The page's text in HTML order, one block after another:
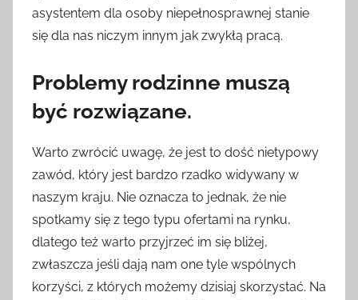
asystentem dla osoby niepełnosprawnej stanie
się dla nas niczym innym jak zwykłą pracą.
Problemy rodzinne muszą
być rozwiązane.
Warto zwrócić uwagę, że jest to dość nietypowy
zawód, który jest bardzo rzadko widywany w
naszym kraju. Nie oznacza to jednak, że nie
spotkamy się z tego typu ofertami na rynku,
dlatego też warto przyjrzeć im się bliżej,
zwłaszcza jeśli dają nam one tyle wspólnych
korzyści, z których możemy dzisiaj skorzystać. Na